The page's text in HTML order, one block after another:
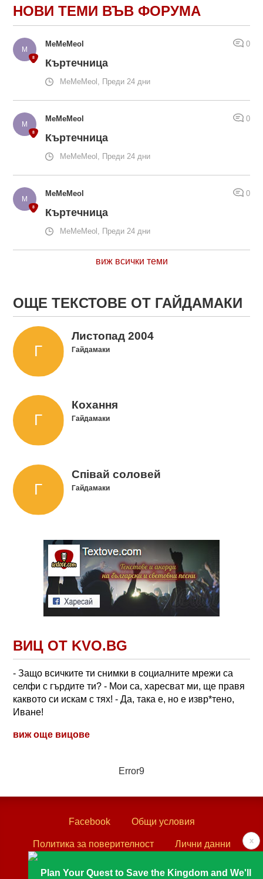
НОВИ ТЕМИ ВЪВ ФОРУМА
MeMeMeol 0
Къртечница
MeMeMeol, Преди 24 дни
MeMeMeol 0
Къртечница
MeMeMeol, Преди 24 дни
MeMeMeol 0
Къртечница
MeMeMeol, Преди 24 дни
виж всички теми
ОЩЕ ТЕКСТОВЕ ОТ ГАЙДАМАКИ
Листопад 2004
Гайдамаки
Кохання
Гайдамаки
Співай соловей
Гайдамаки
ВИЦ ОТ KVO.BG
- Защо всичките ти снимки в социалните мрежи са
селфи с гърдите ти? - Мои са, харесват ми, ще правя
каквото си искам с тях! - Да, така е, но е извр*тено,
Иване!
виж още вицове
Error9
x
Plan Your Quest to Save the Kingdom and We'll
Facebook Общи условия
Политика за поверителност Лични данни